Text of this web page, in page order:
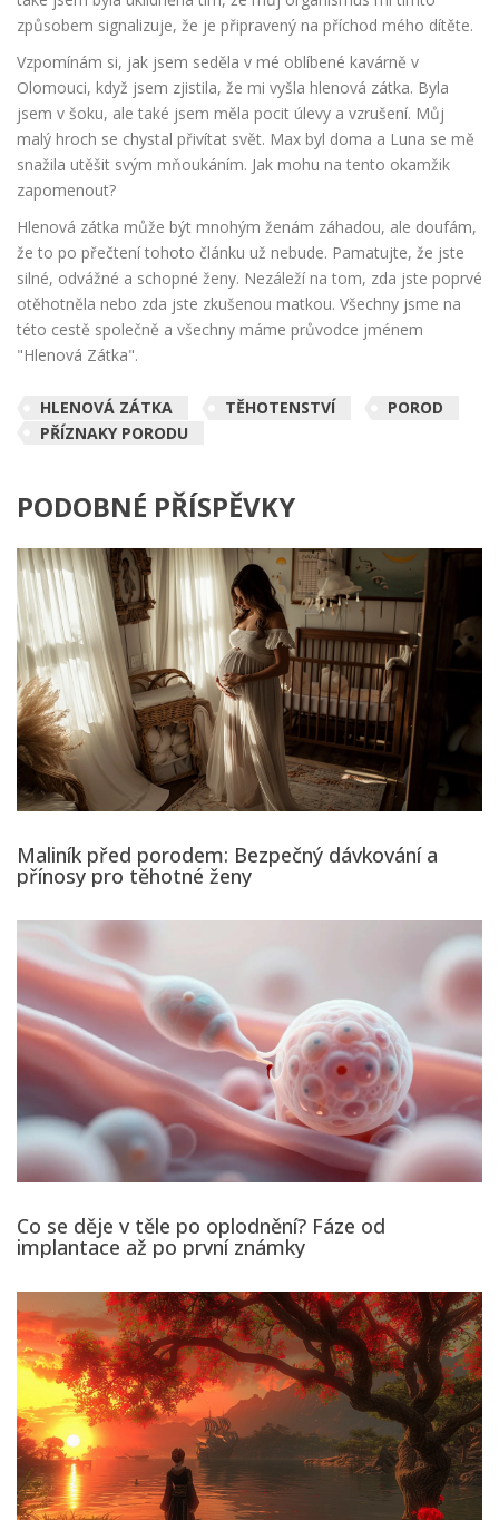
způsobem signalizuje, že je připravený na příchod mého dítěte.
Vzpomínám si, jak jsem seděla v mé oblíbené kavárně v
Olomouci, když jsem zjistila, že mi vyšla hlenová zátka. Byla
jsem v šoku, ale také jsem měla pocit úlevy a vzrušení. Můj
malý hroch se chystal přivítat svět. Max byl doma a Luna se mě
snažila utěšit svým mňoukáním. Jak mohu na tento okamžik
zapomenout?
Hlenová zátka může být mnohým ženám záhadou, ale doufám,
že to po přečtení tohoto článku už nebude. Pamatujte, že jste
silné, odvážné a schopné ženy. Nezáleží na tom, zda jste poprvé
otěhotněla nebo zda jste zkušenou matkou. Všechny jsme na
této cestě společně a všechny máme průvodce jménem
"Hlenová Zátka".
HLENOVÁ ZÁTKA TĚHOTENSTVÍ
POROD
PŘÍZNAKY PORODU
PODOBNÉ PŘÍSPĚVKY
Maliník před porodem: Bezpečný dávkování a
přínosy pro těhotné ženy
Co se děje v těle po oplodnění? Fáze od
implantace až po první známky